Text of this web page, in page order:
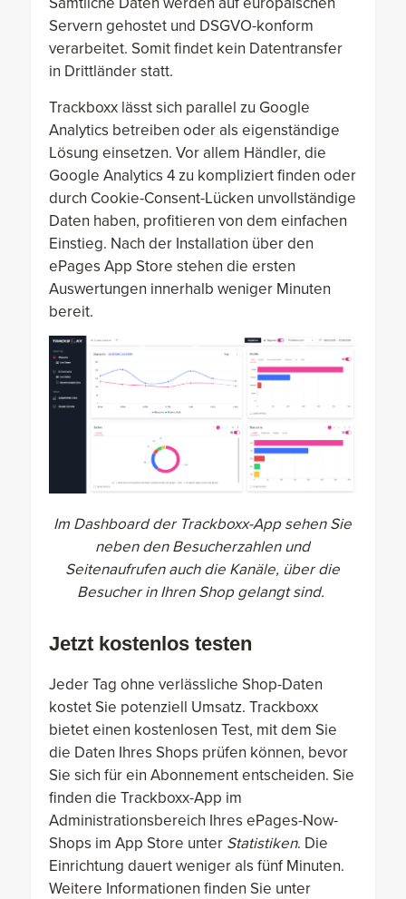
Servern gehostet und DSGVO-konform
verarbeitet. Somit findet kein Datentransfer
in Drittländer statt.
Trackboxx lässt sich parallel zu Google
Analytics betreiben oder als eigenständige
Lösung einsetzen. Vor allem Händler, die
Google Analytics 4 zu kompliziert finden oder
durch Cookie-Consent-Lücken unvollständige
Daten haben, profitieren von dem einfachen
Einstieg. Nach der Installation über den
ePages App Store stehen die ersten
Auswertungen innerhalb weniger Minuten
bereit.
Im Dashboard der Trackboxx-App sehen Sie
neben den Besucherzahlen und
Seitenaufrufen auch die Kanäle, über die
Besucher in Ihren Shop gelangt sind.
Jetzt kostenlos testen
Jeder Tag ohne verlässliche Shop-Daten
kostet Sie potenziell Umsatz. Trackboxx
bietet einen kostenlosen Test, mit dem Sie
die Daten Ihres Shops prüfen können, bevor
Sie sich für ein Abonnement entscheiden. Sie
finden die Trackboxx-App im
Administrationsbereich Ihres ePages-Now-
Shops im App Store unter Statistiken. Die
Einrichtung dauert weniger als fünf Minuten.
Weitere Informationen finden Sie unter